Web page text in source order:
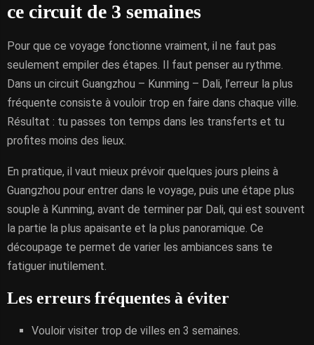
ce circuit de 3 semaines
Pour que ce voyage fonctionne vraiment, il ne faut pas
seulement empiler des étapes. Il faut penser au rythme.
Dans un circuit Guangzhou – Kunming – Dali, l’erreur la plus
fréquente consiste à vouloir trop en faire dans chaque ville.
Résultat : tu passes ton temps dans les transferts et tu
profites moins des lieux.
En pratique, il vaut mieux prévoir quelques jours pleins à
Guangzhou pour entrer dans le voyage, puis une étape plus
souple à Kunming, avant de terminer par Dali, qui est souvent
la partie la plus apaisante et la plus panoramique. Ce
découpage te permet de varier les ambiances sans te
fatiguer inutilement.
Les erreurs fréquentes à éviter
Vouloir visiter trop de villes en 3 semaines.